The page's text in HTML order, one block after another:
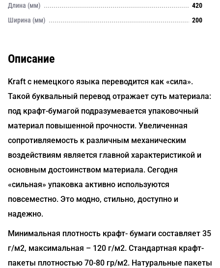
Длина (мм)
420
Ширина (мм)
200
Описание
Kraft с немецкого языка переводится как «сила».
Такой буквальный перевод отражает суть материала:
под крафт-бумагой подразумевается упаковочный
материал повышенной прочности. Увеличенная
сопротивляемость к различным механическим
воздействиям является главной характеристикой и
основным достоинством материала. Сегодня
«сильная» упаковка активно используются
повсеместно. Это модно, стильно, доступно и
надежно.
Минимальная плотность крафт- бумаги составляет 35
г/м2, максимальная – 120 г/м2. Стандартная крафт-
пакеты плотностью 70-80 гр/м2. Натуральные пакеты